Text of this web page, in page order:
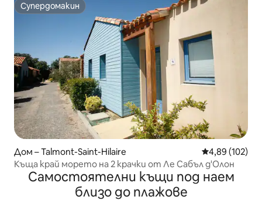
Супердомакин
Супердомакин
Дом – Talmont-Saint-Hilaire Средна
4,89 (102)
Къща край морето на 2 крачки от Ле Сабъл д'Олон
Самостоятелни къщи под наем
близо до плажове